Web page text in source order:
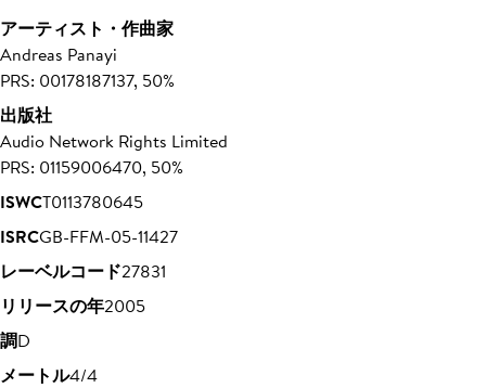
アーティスト・作曲家
Andreas Panayi
PRS: 00178187137, 50%
出版社
Audio Network Rights Limited
PRS: 01159006470, 50%
ISWCT0113780645
ISRCGB-FFM-05-11427
レーベルコード27831
リリースの年2005
調D
メートル4/4